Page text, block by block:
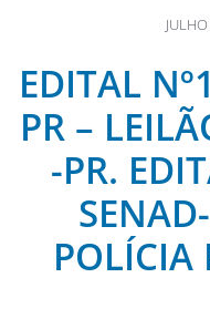
EDITAL
PR –
-PR.
POLÍCIA